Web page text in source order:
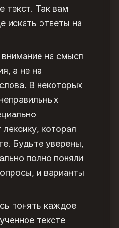
текст. Так вам
искать ответы на
на смысл
а не на
В некоторых
которая
Будьте уверены,
полно поняли
и варианты
понять каждое
тексте